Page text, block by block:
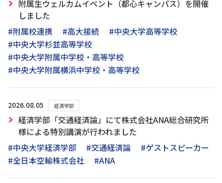
附属生ウェルカムイベント（都心キャンパス）を開催
しました
#附属校連携
#高大接続
#中央大学高等学校
#中央大学杉並高等学校
#中央大学附属中学校・高等学校
#中央大学附属横浜中学校・高等学校
2026.08.05 経済学部
経済学部「交通経済論」にて株式会社ANA総合研究所
様による特別講演が行われました
#中央大学経済学部
#交通経済論
#ゲストスピーカー
#全日本空輸株式会社
#ANA